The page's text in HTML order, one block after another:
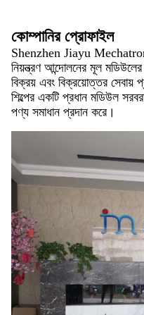
কোম্পানির প্রোফাইল
Shenzhen Jiayu
নিয়ন্ত্রণ আন্দোলনের মূল
বিক্রয় এবং বিক্রয়োত্তর সেবায়
শিল্পের একটি প্রধান মডিউল
পণ্য সমাধান প্রদান করে।